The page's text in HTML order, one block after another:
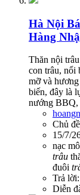
Hà Nội
Hàng
Thăn nội
con trâu, nổi
mỡ và
biến, đây là
nướng BBQ,
Chủ đề
15/7/
nạc
trâu
đuôi
Trả
Diễn